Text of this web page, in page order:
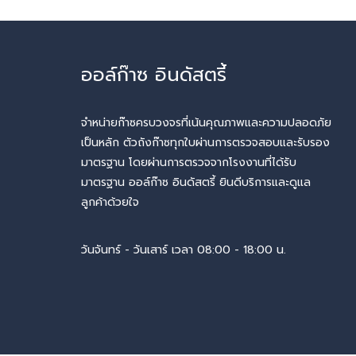
ออล์ก๊าซ อินดัสตรี้
จำหน่ายก๊าซครบวงจรที่เน้นคุณภาพและความปลอดภัย
เป็นหลัก ตัวถังก๊าซทุกใบผ่านการตรวจสอบและรับรอง
มาตรฐาน โดยผ่านการตรวจจากโรงงานที่ได้รับ
มาตรฐาน ออล์ก๊าซ อินดัสตรี้ ยินดีบริการและดูแล
ลูกค้าด้วยใจ
วันจันทร์ - วันเสาร์ เวลา 08:00 - 18:00 น.